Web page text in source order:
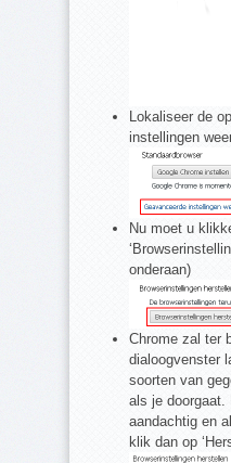
Lokaliseer de
instellingen
Nu moet u
onderaan)
Chrome zal ter
dialoogvenster
soorten van
als je doorgaat.
aandachtig en
klik dan op